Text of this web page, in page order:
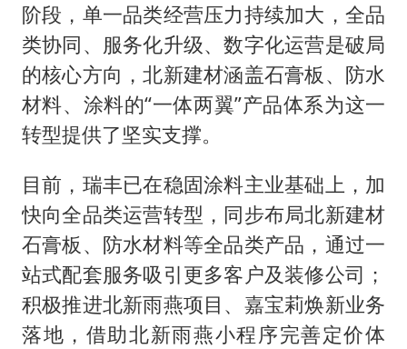
阶段，单一品类经营压力持续加大，全品
类协同、服务化升级、数字化运营是破局
的核心方向，北新建材涵盖石膏板、防水
材料、涂料的“一体两翼”产品体系为这一
转型提供了坚实支撑。
目前，瑞丰已在稳固涂料主业基础上，加
快向全品类运营转型，同步布局北新建材
石膏板、防水材料等全品类产品，通过一
站式配套服务吸引更多客户及装修公司；
积极推进北新雨燕项目、嘉宝莉焕新业务
落地，借助北新雨燕小程序完善定价体